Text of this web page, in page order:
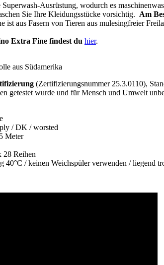
Ausrüstung, wodurch es
Sie Ihre Kleidungsstücke vorsichtig. Am
ist aus Fasern von Tieren aus mulesingfreier
Extra Fine findest du hier.
aus Südamerika
(Zertifizierungsnummer 25.3.0110),
getestet wurde und für Mensch und Umwelt
/ DK / worsted
Meter
28 Reihen
40°C / keinen Weichspüler verwenden / liegend